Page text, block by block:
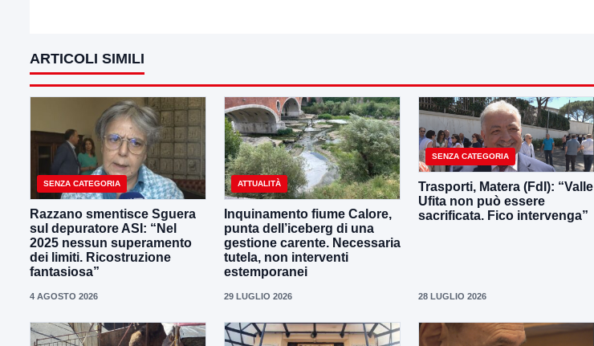
ARTICOLI SIMILI
SENZA CATEGORIA
Razzano smentisce Sguera
sul depuratore ASI: “Nel
2025 nessun superamento
dei limiti. Ricostruzione
fantasiosa”
4 AGOSTO 2026
ATTUALITÀ
Inquinamento fiume Calore,
punta dell’iceberg di una
gestione carente. Necessaria
tutela, non interventi
estemporanei
29 LUGLIO 2026
SENZA CATEGORIA
Trasporti, Matera (FdI): “Valle
Ufita non può essere
sacrificata. Fico intervenga”
28 LUGLIO 2026